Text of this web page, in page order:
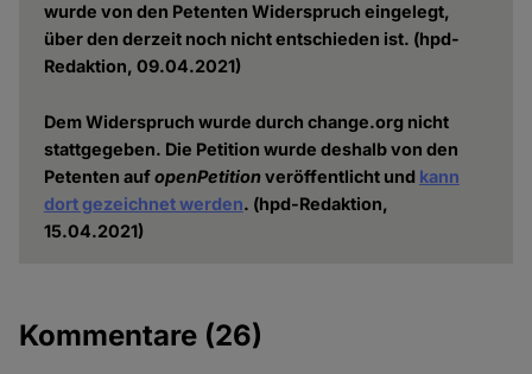
wurde von den Petenten Widerspruch eingelegt,
über den derzeit noch nicht entschieden ist. (hpd-
Redaktion, 09.04.2021)
Dem Widerspruch wurde durch change.org nicht
stattgegeben. Die Petition wurde deshalb von den
Petenten aufopenPetitionveröffentlicht und kann
dort gezeichnet werden. (hpd-Redaktion,
15.04.2021)
Kommentare (26)